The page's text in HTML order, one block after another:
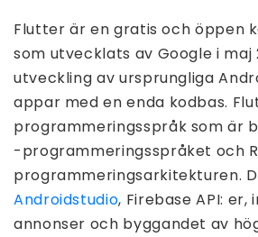
Flutter är en gratis och öppen
som utvecklats av Google i maj
utveckling av ursprungliga
appar med en enda kodbas.
programmeringsspråk som är
-programmeringsspråket och
programmeringsarkitekturen.
Androidstudio, Firebase API:
annonser och byggandet av